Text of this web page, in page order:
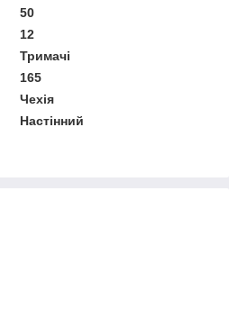
50
12
Тримачі
165
Чехія
Настінний